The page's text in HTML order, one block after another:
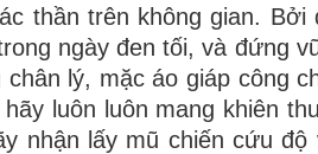
thần trên không gian. Bởi
ngày đen tối, và đứng
lý, mặc áo giáp công
luôn luôn mang khiên
nhận lấy mũ chiến cứu độ